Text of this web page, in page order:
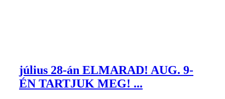
július 28-án ELMARAD! AUG. 9-
ÉN TARTJUK MEG! ...